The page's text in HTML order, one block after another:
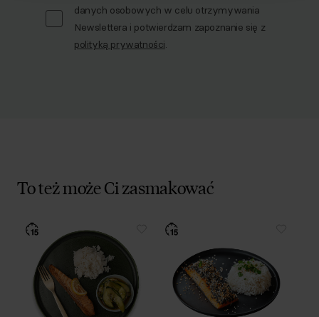
danych osobowych w celu otrzymywania
Newslettera i potwierdzam zapoznanie się z
polityką prywatności.
To też może Ci zasmakować